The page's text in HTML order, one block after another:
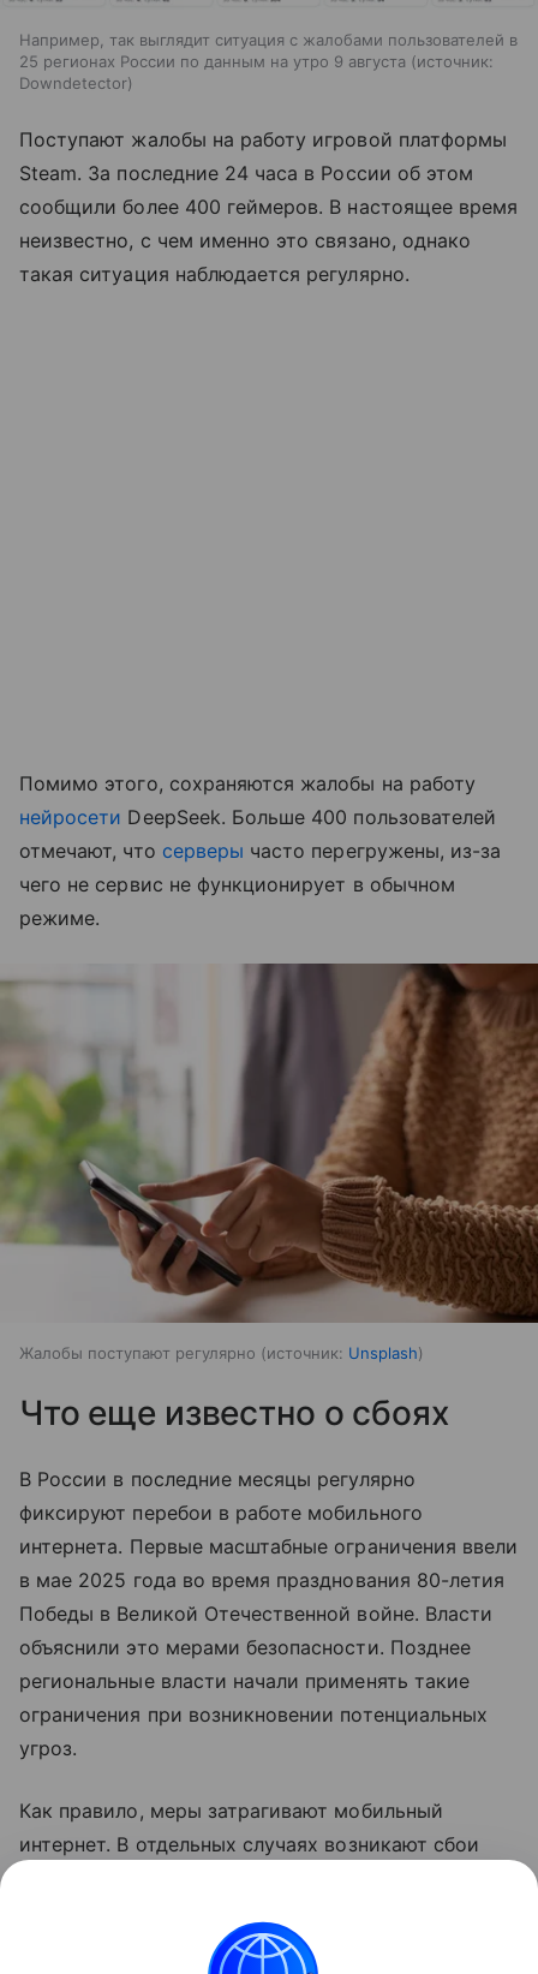
Например, так выглядит ситуация с жалобами пользователей в
25 регионах России по данным на утро 9 августа
источник:
Downdetector
Поступают жалобы на работу игровой платформы
Steam. За последние 24 часа в России об этом
сообщили более 400 геймеров. В настоящее время
неизвестно, с чем именно это связано, однако
такая ситуация наблюдается регулярно.
Помимо этого, сохраняются жалобы на работу
нейросети DeepSeek. Больше 400 пользователей
отмечают, что серверы часто перегружены, из-за
чего не сервис не функционирует в обычном
режиме.
Жалобы поступают регулярно источник: Unsplash
Что еще известно о сбоях
В России в последние месяцы регулярно
фиксируют перебои в работе мобильного
интернета. Первые масштабные ограничения ввели
в мае 2025 года во время празднования 80-летия
Победы в Великой Отечественной войне. Власти
объяснили это мерами безопасности. Позднее
региональные власти начали применять такие
ограничения при возникновении потенциальных
угроз.
Как правило, меры затрагивают мобильный
интернет. В отдельных случаях возникают сбои